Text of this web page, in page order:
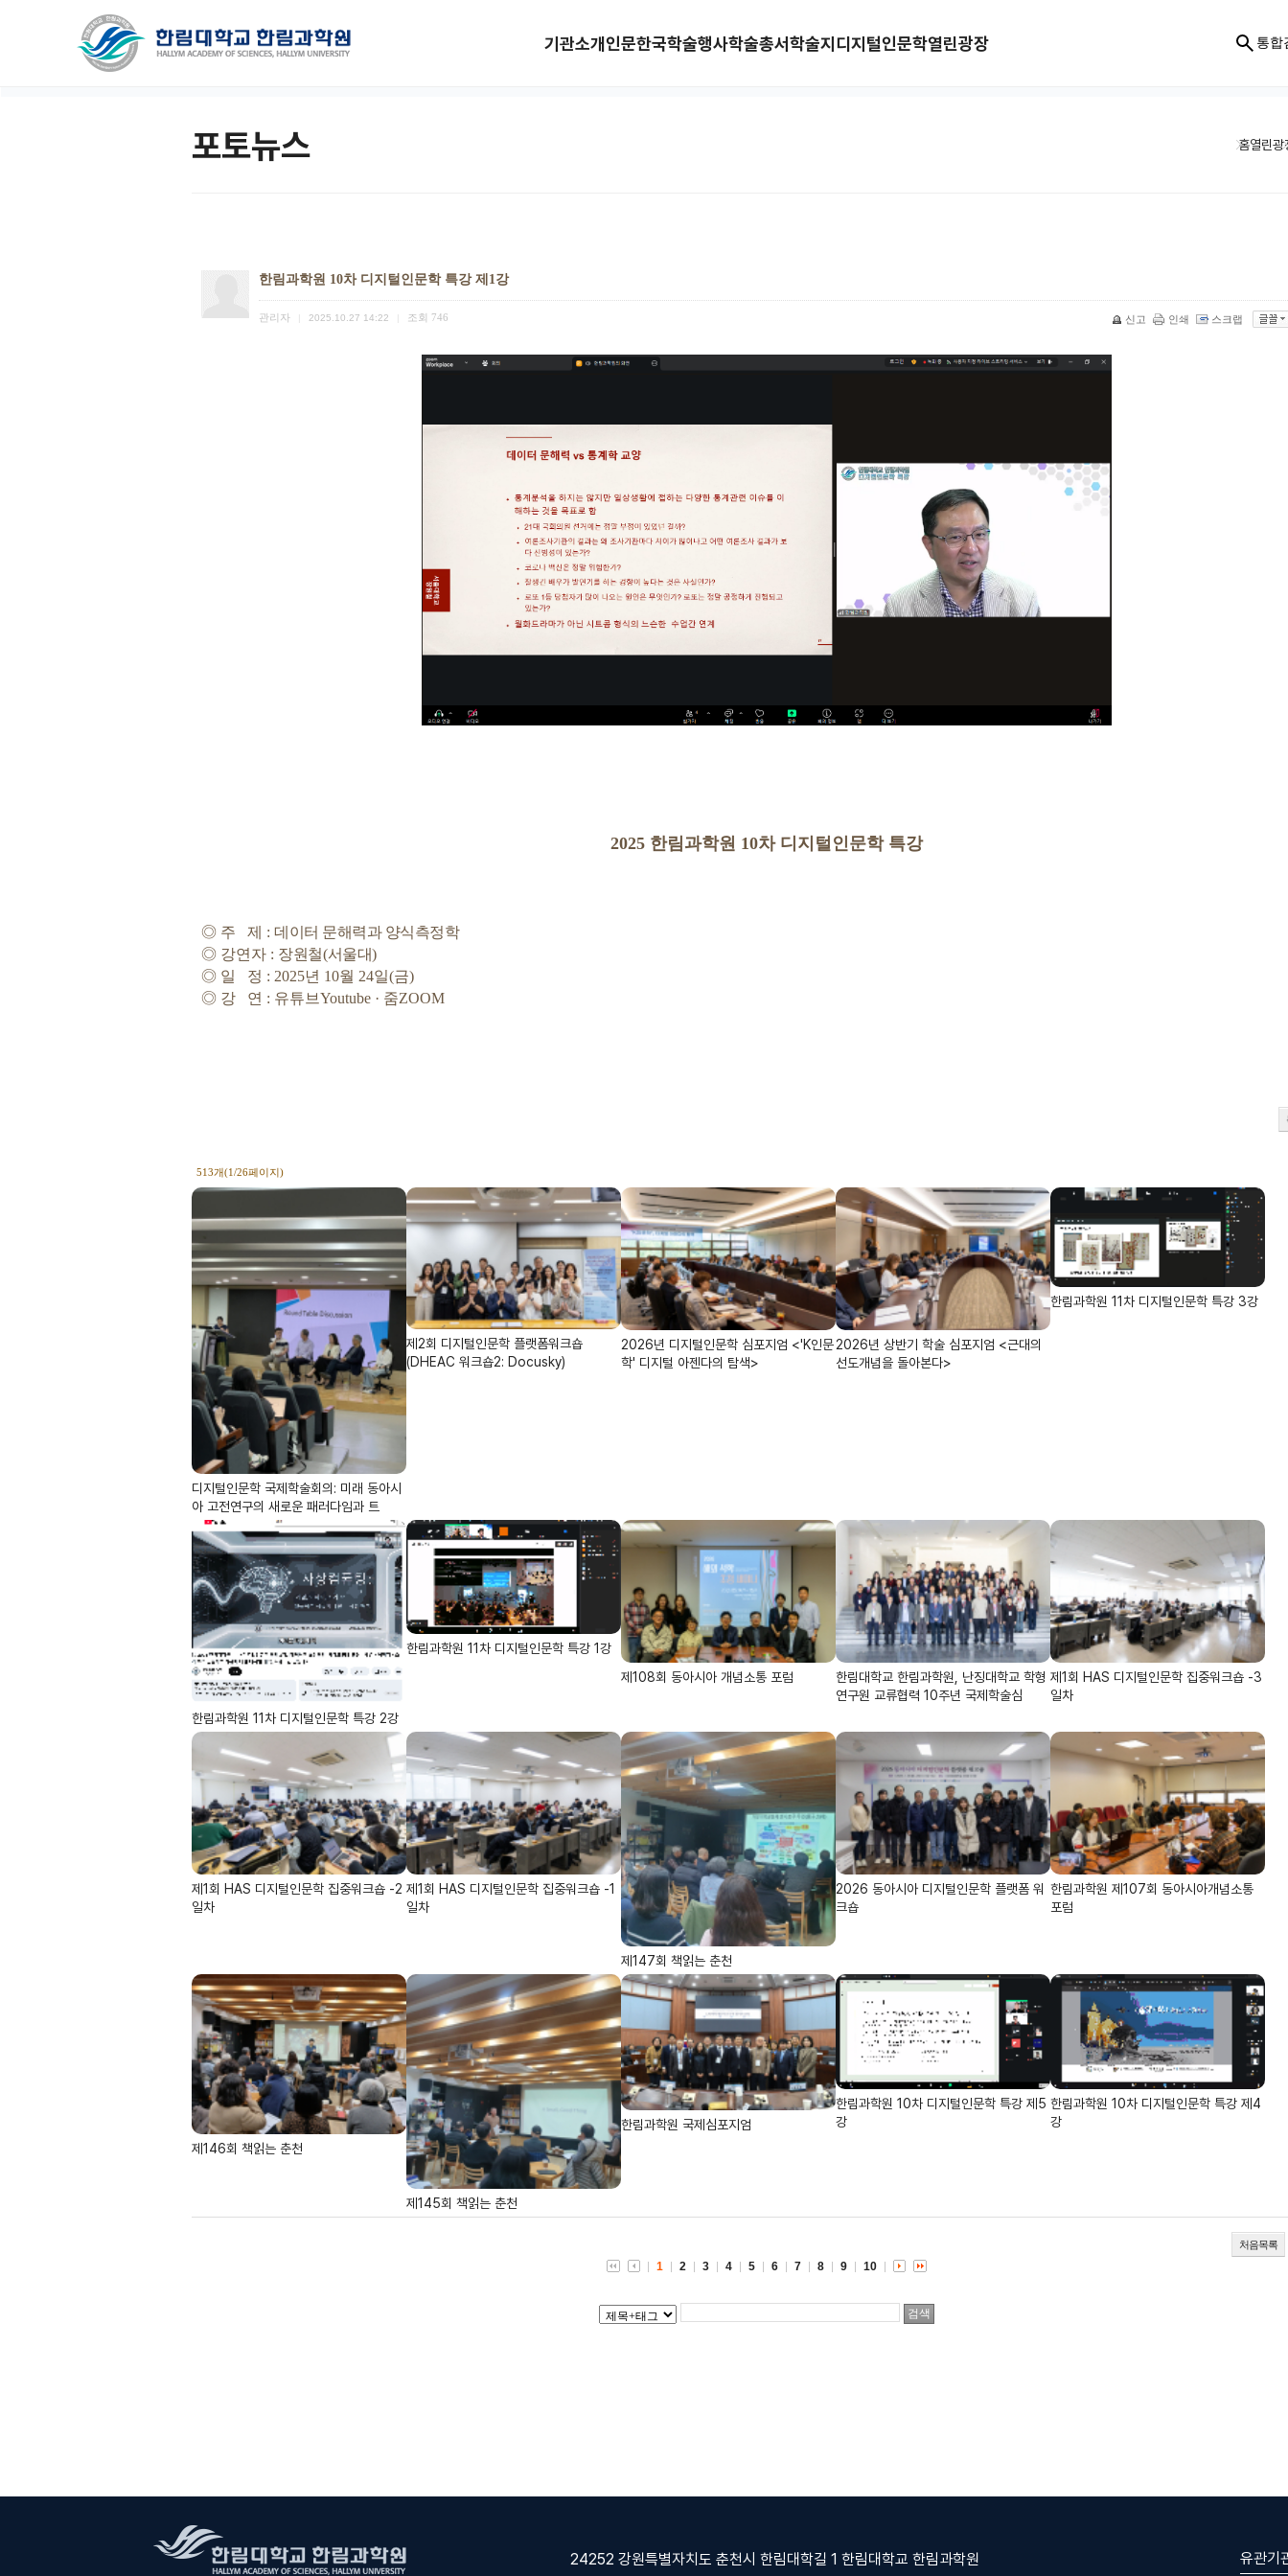
기관소개인문한국학술행사학술총서학술지디지털인문학열린광장 통합
포토뉴스 홈열린광
한림과학원 10차 디지털인문학 특강 제1강
관리자 2025.10.27 14:22 조회 746 신고 인쇄 스크랩
2025 한림과학원 10차 디지털인문학 특강
◎ 주 제 : 데이터 문해력과 양식측정학
◎ 강연자 : 장원철(서울대)
◎ 일 정 : 2025년 10월 24일(금)
◎ 강 연 : 유튜브Youtube · 줌ZOOM
513개(1/26페이지)
디지털인문학 국제학술회의: 미래 동아시
아 고전연구의 새로운 패러다임과 트
제2회 디지털인문학 플랫폼워크숍
(DHEAC 워크숍2: Docusky)
2026년 디지털인문학 심포지엄 <'K인문
학' 디지털 아젠다의 탐색>
2026년 상반기 학술 심포지엄 <근대의
선도개념을 돌아본다>
한림과학원 11차 디지털인문학 특강 3강
한림과학원 11차 디지털인문학 특강 2강
한림과학원 11차 디지털인문학 특강 1강
제108회 동아시아 개념소통 포럼
한림대학교 한림과학원, 난징대학교 학형
연구원 교류협력 10주년 국제학술심
제1회 HAS 디지털인문학 집중워크숍 -3
일차
제1회 HAS 디지털인문학 집중워크숍 -2
일차
제1회 HAS 디지털인문학 집중워크숍 -1
일차
제147회 책읽는 춘천
2026 동아시아 디지털인문학 플랫폼 워
크숍
한림과학원 제107회 동아시아개념소통
포럼
제146회 책읽는 춘천
제145회 책읽는 춘천
한림과학원 국제심포지엄
한림과학원 10차 디지털인문학 특강 제5
강
한림과학원 10차 디지털인문학 특강 제4
강
처음목록
1 2 3 4 5 6 7 8 9 10
24252 강원특별자치도 춘천시 한림대학길 1 한림대학교 한림과학원 유관기